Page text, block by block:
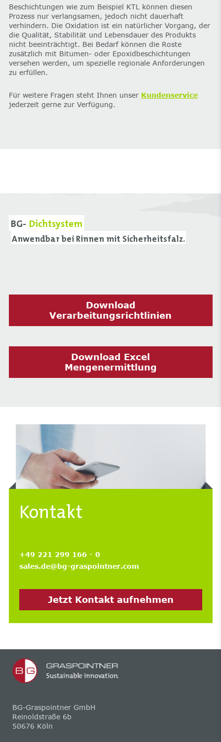
Beschichtungen wie zum Beispiel KTL können diesen
Prozess nur verlangsamen, jedoch nicht dauerhaft
verhindern. Die Oxidation ist ein natürlicher Vorgang, der
die Qualität, Stabilität und Lebensdauer des Produkts
nicht beeinträchtigt. Bei Bedarf können die Roste
zusätzlich mit Bitumen- oder Epoxidbeschichtungen
versehen werden, um spezielle regionale Anforderungen
zu erfüllen.
Für weitere Fragen steht Ihnen unser Kundenservice
jederzeit gerne zur Verfügung.
BG- Dichtsystem
Anwendbar bei Rinnen mit Sicherheitsfalz.
Download
Verarbeitungsrichtlinien
Download Excel
Mengenermittlung
Kontakt
+49 221 299 166 - 0
sales.de@bg-graspointner.com
Jetzt Kontakt aufnehmen
BG-Graspointner GmbH
Reinoldstraße 6b
50676 Köln